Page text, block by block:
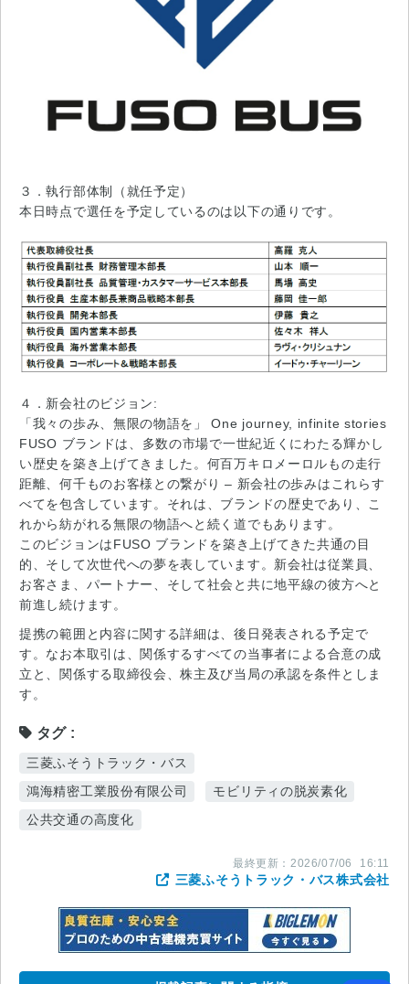
３．執行部体制（就任予定）
本日時点で選任を予定しているのは以下の通りです。
４．新会社のビジョン:
「我々の歩み、無限の物語を」 One journey, infinite stories
FUSO ブランドは、多数の市場で一世紀近くにわたる輝かし
い歴史を築き上げてきました。何百万キロメーロルもの走行
距離、何千ものお客様との繋がり – 新会社の歩みはこれらす
べてを包含しています。それは、ブランドの歴史であり、こ
れから紡がれる無限の物語へと続く道でもあります。
このビジョンはFUSO ブランドを築き上げてきた共通の目
的、そして次世代への夢を表しています。新会社は従業員、
お客さま、パートナー、そして社会と共に地平線の彼方へと
前進し続けます。
提携の範囲と内容に関する詳細は、後日発表される予定で
す。なお本取引は、関係するすべての当事者による合意の成
立と、関係する取締役会、株主及び当局の承認を条件としま
す。
タグ
三菱ふそうトラック・バス
鴻海精密工業股份有限公司
モビリティの脱炭素化
公共交通の高度化
最終更新： 2026/07/06 16:11
三菱ふそうトラック・バス株式会社